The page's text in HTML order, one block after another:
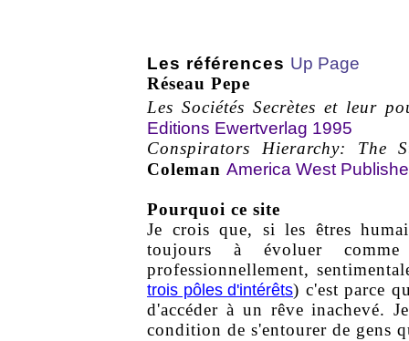
Les références Up Page
Réseau Pepe
Les Sociétés Secrètes et leur
Editions Ewertverlag 1995
Conspirators Hierarchy: The
Coleman America West
Pourquoi ce site
Je crois que, si les êtres
toujours à évoluer
professionnellement,
trois pôles d'intérêts) c'est parce
d'accéder à un rêve inachevé.
condition de s'entourer de gens